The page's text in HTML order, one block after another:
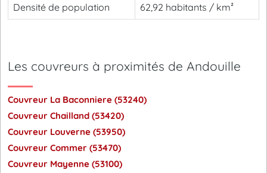
Densité de population 62,92 habitants / km²
Les couvreurs à proximités de Andouille
Couvreur La Baconniere (53240)
Couvreur Chailland (53420)
Couvreur Louverne (53950)
Couvreur Commer (53470)
Couvreur Mayenne (53100)